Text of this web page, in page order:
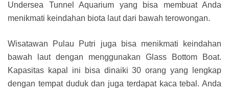
Undersea Tunnel Aquarium yang bisa membuat Anda
menikmati keindahan biota laut dari bawah terowongan.
Wisatawan Pulau Putri juga bisa menikmati keindahan
bawah laut dengan menggunakan Glass Bottom Boat.
Kapasitas kapal ini bisa dinaiki 30 orang yang lengkap
dengan tempat duduk dan juga terdapat kaca tebal. Anda